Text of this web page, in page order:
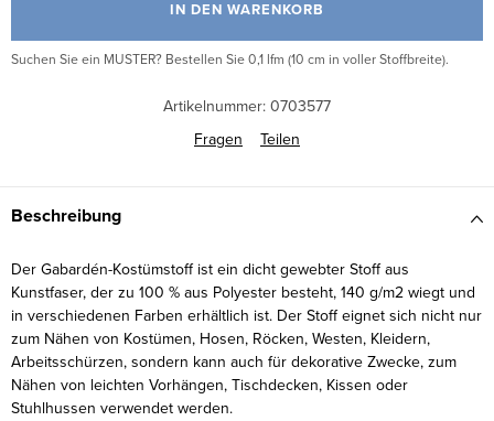
IN DEN WARENKORB
Suchen Sie ein MUSTER? Bestellen Sie 0,1 lfm (10 cm in voller Stoffbreite).
Artikelnummer: 0703577
Fragen
Teilen
Beschreibung
Der Gabardén-Kostümstoff ist ein dicht gewebter Stoff aus
Kunstfaser, der zu 100 % aus Polyester besteht, 140 g/m2 wiegt und
in verschiedenen Farben erhältlich ist. Der Stoff eignet sich nicht nur
zum Nähen von Kostümen, Hosen, Röcken, Westen, Kleidern,
Arbeitsschürzen, sondern kann auch für dekorative Zwecke, zum
Nähen von leichten Vorhängen, Tischdecken, Kissen oder
Stuhlhussen verwendet werden.